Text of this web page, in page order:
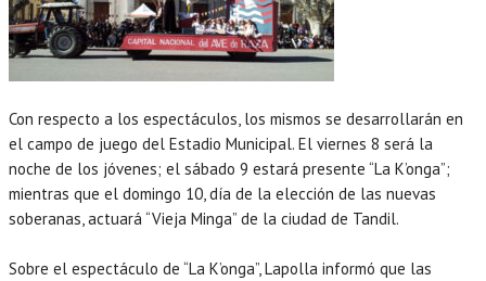
Con respecto a los espectáculos, los mismos se desarrollarán en
el campo de juego del Estadio Municipal. El viernes 8 será la
noche de los jóvenes; el sábado 9 estará presente “La K’onga”;
mientras que el domingo 10, día de la elección de las nuevas
soberanas, actuará “Vieja Minga” de la ciudad de Tandil.
Sobre el espectáculo de “La K’onga”, Lapolla informó que las